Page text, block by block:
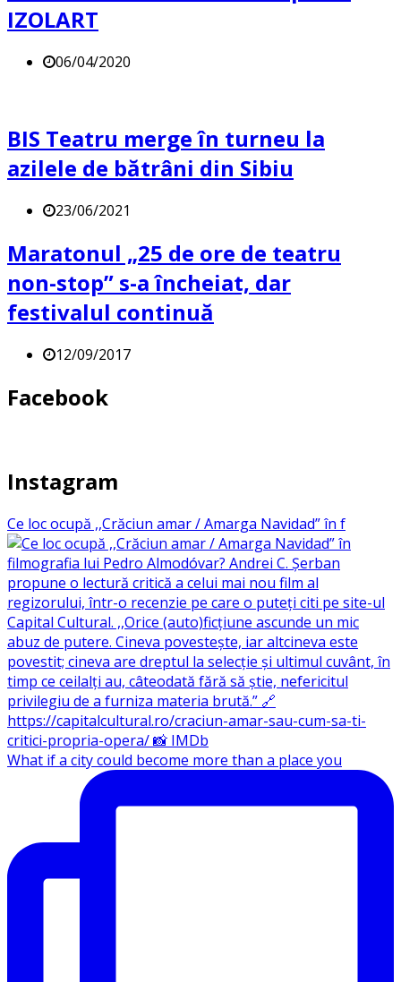
IZOLART
06/04/2020
BIS Teatru merge în turneu la
azilele de bătrâni din Sibiu
23/06/2021
Maratonul „25 de ore de teatru
non-stop” s-a încheiat, dar
festivalul continuă
12/09/2017
Facebook
Instagram
Ce loc ocupă ,,Crăciun amar / Amarga Navidad” în f
What if a city could become more than a place you